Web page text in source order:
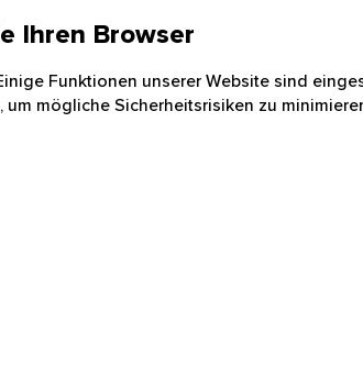
Ihren Browser
Funktionen unserer Website sind
um mögliche Sicherheitsrisiken zu